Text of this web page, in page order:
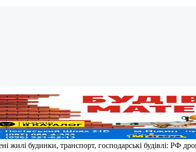
жилі будинки, транспорт, господарські будівлі: РФ